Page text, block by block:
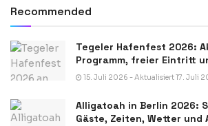
Recommended
Tegeler Hafenfest 2026:
Programm, freier Eintritt
15. Juli 2026 - Aktualisiert 17. Juli
Alligatoah in Berlin 2026:
Gäste, Zeiten, Wetter und